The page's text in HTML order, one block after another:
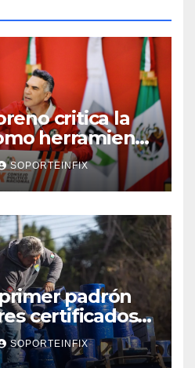
critica la
herramienta
en regulación
réplica
SOPORTEINFIX
padrón
certificados
tras
SOPORTEINFIX